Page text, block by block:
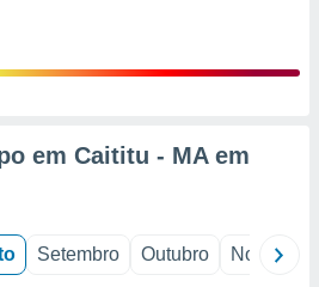
em Caititu - MA em
Setembro Outubro Novembro